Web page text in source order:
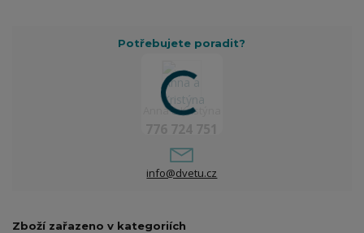
Potřebujete poradit?
Anna a Kristýna
info@dvetu.cz
Zboží zařazeno v kategoriích